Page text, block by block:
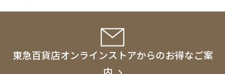
東急百貨店オンラインストアからのお得なご案